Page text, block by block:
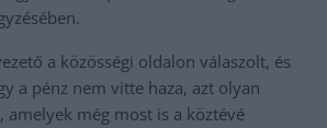
a közösségi oldalon válaszolt, és
a pénz nem vitte haza, azt olyan
még most is a köztévé